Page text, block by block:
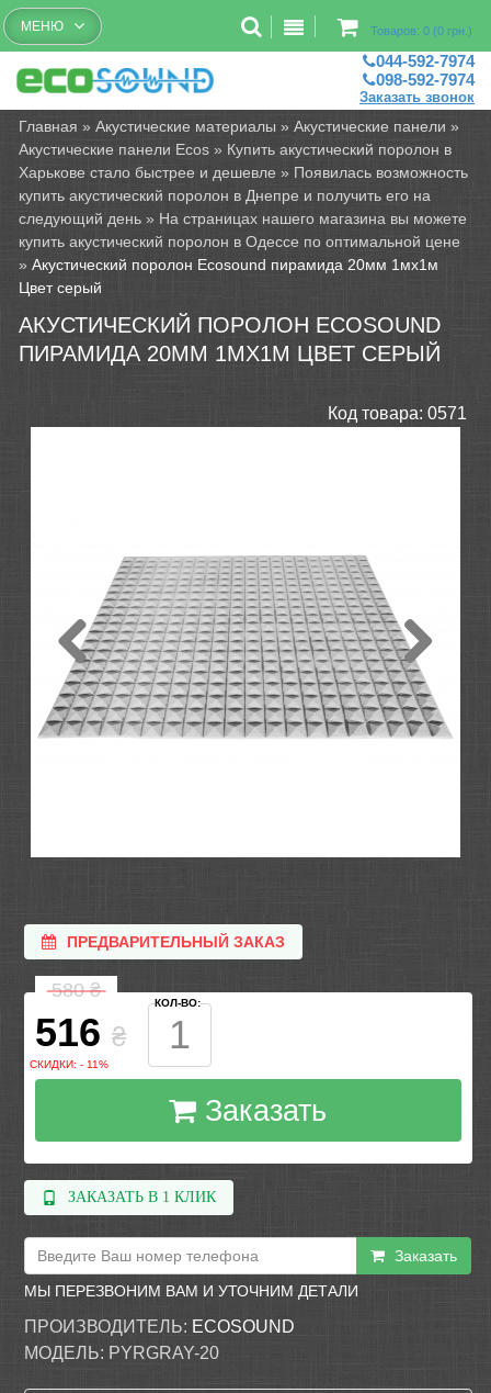
Бесплатный рассчет помещений
Товаров: 0 (0 грн.)
МЕНЮ
044-592-7974
098-592-7974
Заказать звонок
Главная »Акустические материалы »Акустические панели »
Акустические панели Ecos » Купить акустический поролон в
Харькове стало быстрее и дешевле » Появилась возможность
купить акустический поролон в Днепре и получить его на
следующий день » На страницах нашего магазина вы можете
купить акустический поролон в Одессе по оптимальной цене
»Акустический поролон Ecosound пирамида 20мм 1мх1м
Цвет серый
АКУСТИЧЕСКИЙ ПОРОЛОН ECOSOUND
ПИРАМИДА 20ММ 1МХ1М ЦВЕТ СЕРЫЙ
Код товара: 0571
ПРЕДВАРИТЕЛЬНЫЙ ЗАКАЗ
580₴
516 ₴
СКИДКИ: - 11%
КОЛ-ВО:
Заказать
ЗАКАЗАТЬ В 1 КЛИК
Заказать
МЫ ПЕРЕЗВОНИМ ВАМ И УТОЧНИМ ДЕТАЛИ
ПРОИЗВОДИТЕЛЬ: ECOSOUND
МОДЕЛЬ: PYRGRAY-20